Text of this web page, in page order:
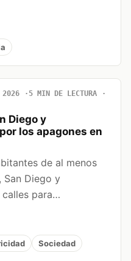
2026
5 MIN DE LECTURA
Diego y
los apagones en
de al menos
San Diego y
calles para…
Sociedad